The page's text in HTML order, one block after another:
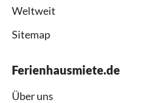
Weltweit
Sitemap
Ferienhausmiete.de
Über uns